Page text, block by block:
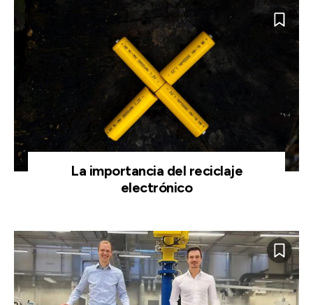
La importancia del reciclaje
electrónico